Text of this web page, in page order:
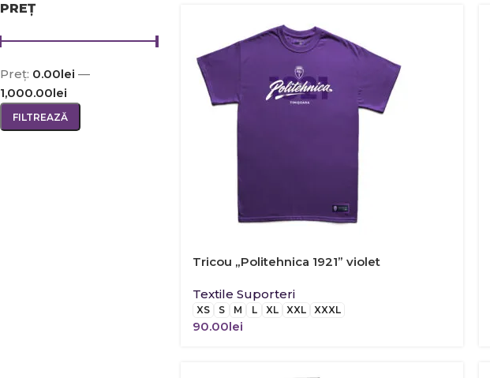
PREȚ
FILTREAZĂ
Preț: 0.00lei —
1,000.00lei
Tricou „Politehnica 1921” violet
Textile Suporteri
XS S M L XL XXL XXXL
90.00lei